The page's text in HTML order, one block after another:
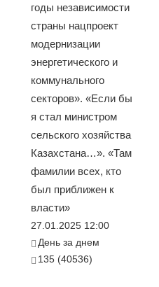
годы независимости
страны нацпроект
модернизации
энергетического и
коммунального
секторов». «Если бы
я стал министром
сельского хозяйства
Казахстана…». «Там
фамилии всех, кто
был приближен к
власти»
27.01.2025 12:00
День за днем
135 (40536)